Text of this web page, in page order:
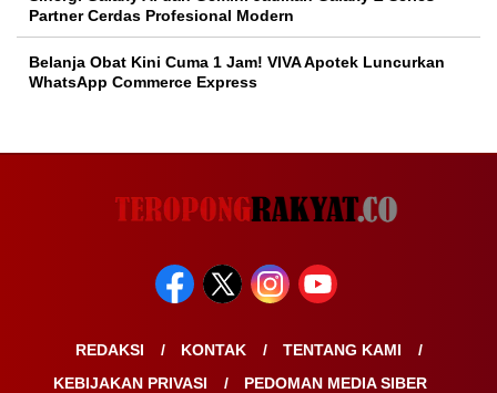
Partner Cerdas Profesional Modern
Belanja Obat Kini Cuma 1 Jam! VIVA Apotek Luncurkan
WhatsApp Commerce Express
REDAKSI KONTAK
TENTANG KAMI
KEBIJAKAN PRIVASI
PEDOMAN MEDIA SIBER